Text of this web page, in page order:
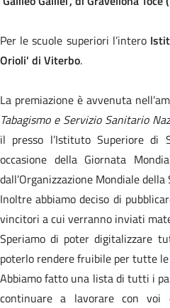
Per le scuole superiori l’intero
Orioli' di Viterbo.
La premiazione è avvenuta
Tabagismo e Servizio Sanitario
il presso l’Istituto Superiore
occasione della Giornata
dall’Organizzazione Mondiale della
Inoltre abbiamo deciso di
vincitori a cui verranno inviati
Speriamo di poter digitalizzare
poterlo rendere fruibile per tutte le
Abbiamo fatto una lista di tutti i
continuare a lavorare con